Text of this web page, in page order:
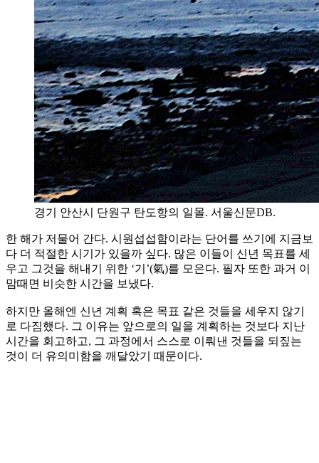
경기 안산시 단원구 탄도항의 일몰. 서울신문DB.
한 해가 저물어 간다. 시원섭섭함이라는 단어를 쓰기에 지금보
다 더 적절한 시기가 있을까 싶다. 많은 이들이 신년 목표를 세
우고 그것을 해내기 위한 ‘기’(氣)를 모은다. 필자 또한 과거 이
맘때면 비슷한 시간을 보냈다.
하지만 올해엔 신년 계획 혹은 목표 같은 것들을 세우지 않기
로 다짐했다. 그 이유는 앞으로의 일을 계획하는 것보다 지난
시간을 회고하고, 그 과정에서 스스로 이뤄낸 것들을 되짚는
것이 더 유의미함을 깨달았기 때문이다.